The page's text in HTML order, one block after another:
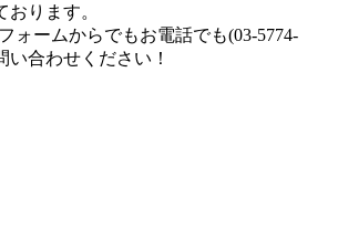
ります。
ォームからでもお電話でも(03-5774-
い合わせください！